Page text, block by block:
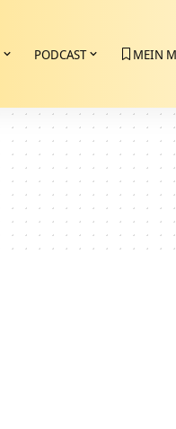
PODCAST MEIN